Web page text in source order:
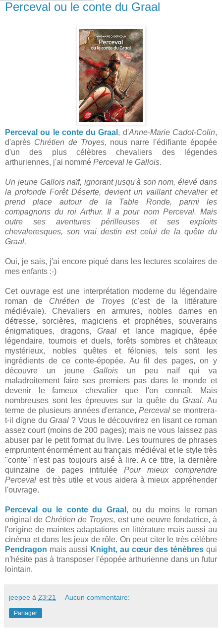
Perceval ou le conte du Graal
Perceval ou le conte du Graal , d'Anne-Marie Cadot-Colin,
d'après Chrétien de Troyes, nous narre l'édifiante épopée
d'un des plus célèbres chevaliers des légendes
arthuriennes, j'ai nommé Perceval le Gallois.
Un jeune Gallois naïf, ignorant jusqu'à son nom, élevé dans
la profonde Forêt Déserte, devient un vaillant chevalier et
prend place autour de la Table Ronde, parmi les
compagnons du roi Arthur. Il a pour nom Perceval. Mais
outre ses aventures périlleuses et ses exploits
chevaleresques, son vrai destin est celui de la quête du
Graal.
Oui, je sais, j'ai encore piqué dans les lectures scolaires de
mes enfants :-)
Cet ouvrage est une interprétation moderne du légendaire
roman de Chrétien de Troyes (c'est de la littérature
médiévale). Chevaliers en armures, nobles dames en
détresse, sorcières, magiciens et prophéties, souverains
énigmatiques, dragons,Graal et lance magique, épée
légendaire, tournois et duels, forêts sombres et châteaux
mystérieux, nobles quêtes et félonies, tels sont les
ingrédients de ce conte-épopée. Au fil des pages, on y
découvre un jeune Gallois un peu naïf qui va
maladroitement faire ses premiers pas dans le monde et
devenir le fameux chevalier que l'on connaît. Mais
nombreuses sont les épreuves sur la quête duGraal. Au
terme de plusieurs années d'errance,Percevalse montrera-
t-il digne du Graal ? Vous le découvrirez en lisant ce roman
assez court (moins de 200 pages); mais ne vous laissez pas
abuser par le petit format du livre. Les tournures de phrases
empruntent énormément au français médiéval et le style très
"conte" n'est pas toujours aisé à lire. A ce titre, la dernière
quinzaine de pages intitulée Pour mieux comprendre
Perceval est très utile et vous aidera à mieux appréhender
l'ouvrage.
Perceval ou le conte du Graal , ou du moins le roman
original de Chrétien de Troyes, est une oeuvre fondatrice, à
l'origine de maintes adaptations en littérature mais aussi au
cinéma et dans les jeux de rôle. On peut citer le très célèbre
Pendragon mais aussi Knight, au cœur des ténèbres qui
n'hésite pas à transposer l'épopée arthurienne dans un futur
lointain.
jeepee à 23:21 Aucun commentaire:
Partager